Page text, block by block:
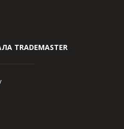
TRADEMASTER